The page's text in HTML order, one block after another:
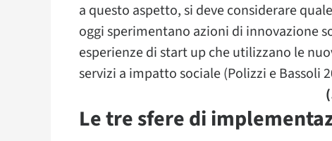
a questo aspetto, si deve considerare
oggi sperimentano azioni di innovazione
esperienze di start up che utilizzano le
servizi a impatto sociale (Polizzi e Bassoli
Le tre sfere di